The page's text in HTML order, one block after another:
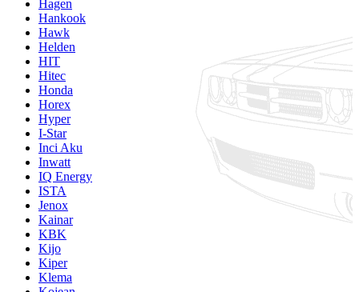
Hagen
Hankook
Hawk
Helden
HIT
Hitec
Honda
Horex
Hyper
I-Star
Inci Aku
Inwatt
IQ Energy
ISTA
Jenox
Kainar
KBK
Kijo
Kiper
Klema